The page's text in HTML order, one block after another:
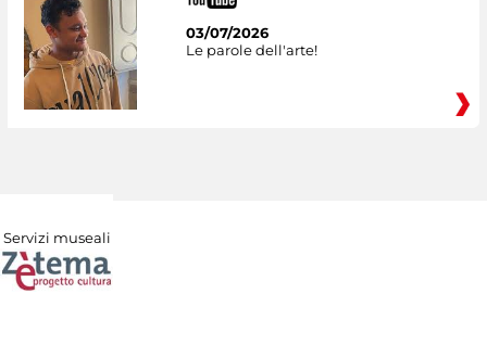
03/07/2026
Le parole dell'arte!
Servizi museali